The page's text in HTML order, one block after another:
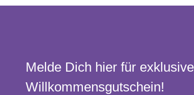
Melde Dich hier für
Willkommens­gutschein!